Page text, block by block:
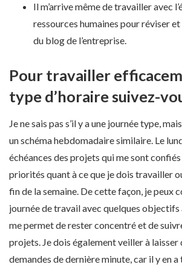
Il m’arrive même de travailler avec
ressources humaines pour réviser
du blog de l’entreprise.
Pour travailler
type d’horaire suivez-
Je ne sais pas s’il y a une journée type,
un schéma hebdomadaire similaire. Le
échéances des projets qui me sont
priorités quant à ce que je dois travailler
fin de la semaine. De cette façon, je peux
journée de travail avec quelques objectifs
me permet de rester concentré et de
projets. Je dois également veiller à laisser
demandes de dernière minute, car il y en